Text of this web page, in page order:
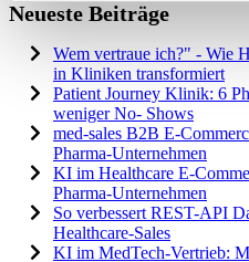
Neueste Beiträge
Wem vertraue ich?" - Wie
in Kliniken transformiert
Patient Journey Klinik: 6
weniger No- Shows
med-sales B2B E-
Pharma-Unternehmen
KI im Healthcare E-
Pharma-Unternehmen
So verbessert REST-API
Healthcare-Sales
KI im MedTech-Vertrieb: